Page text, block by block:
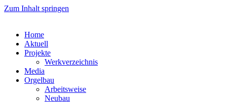
Zum Inhalt springen
Home
Aktuell
Projekte
Werkverzeichnis
Media
Orgelbau
Arbeitsweise
Neubau